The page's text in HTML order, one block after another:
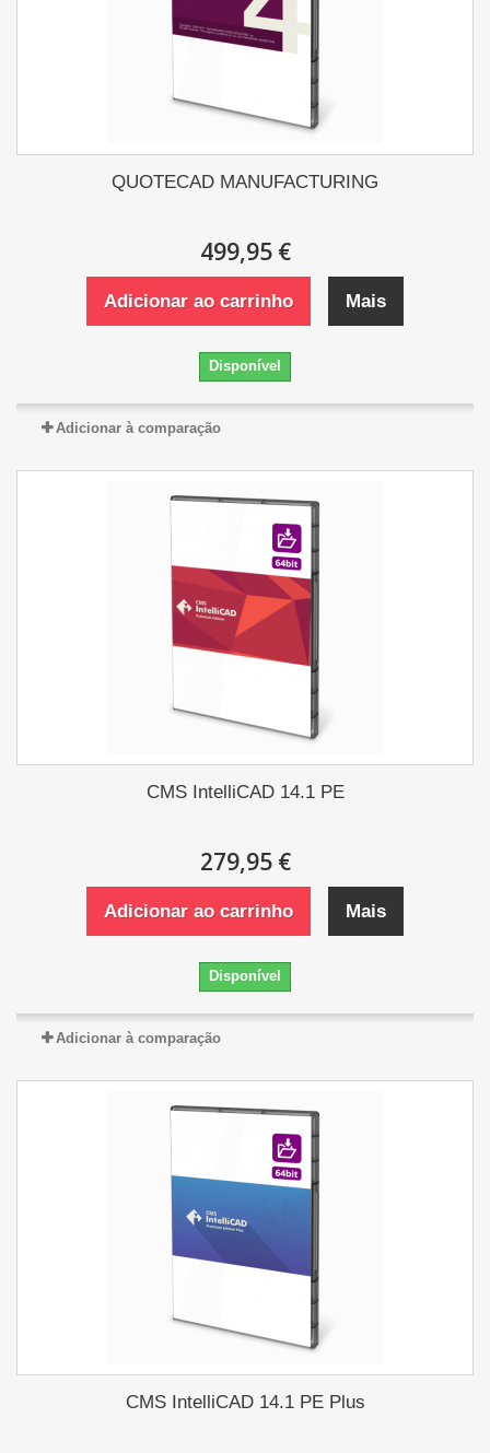
QUOTECAD MANUFACTURING
499,95 €
Adicionar ao carrinho Mais
Disponível
Adicionar à comparação
CMS IntelliCAD 14.1 PE
279,95 €
Adicionar ao carrinho Mais
Disponível
Adicionar à comparação
CMS IntelliCAD 14.1 PE Plus